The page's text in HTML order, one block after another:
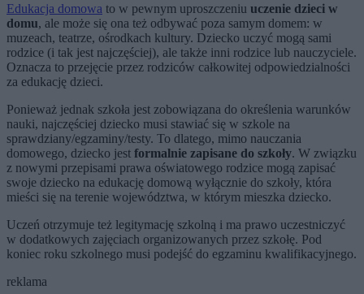
Edukacja domowa to w pewnym uproszczeniu uczenie dzieci w
domu, ale może się ona też odbywać poza samym domem: w
muzeach, teatrze, ośrodkach kultury. Dziecko uczyć mogą sami
rodzice (i tak jest najczęściej), ale także inni rodzice lub nauczyciele.
Oznacza to przejęcie przez rodziców całkowitej odpowiedzialności
za edukację dzieci.
Ponieważ jednak szkoła jest zobowiązana do określenia warunków
nauki, najczęściej dziecko musi stawiać się w szkole na
sprawdziany/egzaminy/testy. To dlatego, mimo nauczania
domowego, dziecko jest formalnie zapisane do szkoły. W związku
z nowymi przepisami prawa oświatowego rodzice mogą zapisać
swoje dziecko na edukację domową wyłącznie do szkoły, która
mieści się na terenie województwa, w którym mieszka dziecko.
Uczeń otrzymuje też legitymację szkolną i ma prawo uczestniczyć
w dodatkowych zajęciach organizowanych przez szkołę. Pod
koniec roku szkolnego musi podejść do egzaminu kwalifikacyjnego.
reklama